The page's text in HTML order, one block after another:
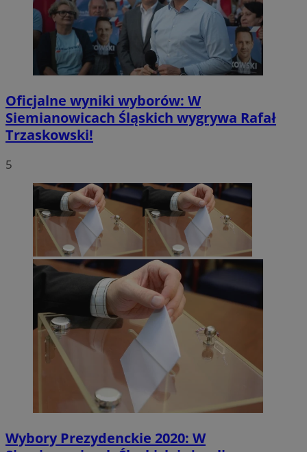
Oficjalne wyniki wyborów: W
Siemianowicach Śląskich wygrywa Rafał
Trzaskowski!
5
Wybory Prezydenckie 2020: W